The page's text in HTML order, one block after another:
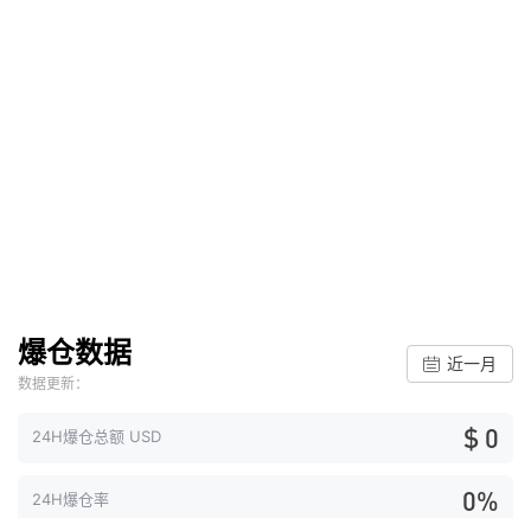
爆仓数据
数据更新：
近一月
24H爆仓总额 USD $ 0
24H爆仓率 0%